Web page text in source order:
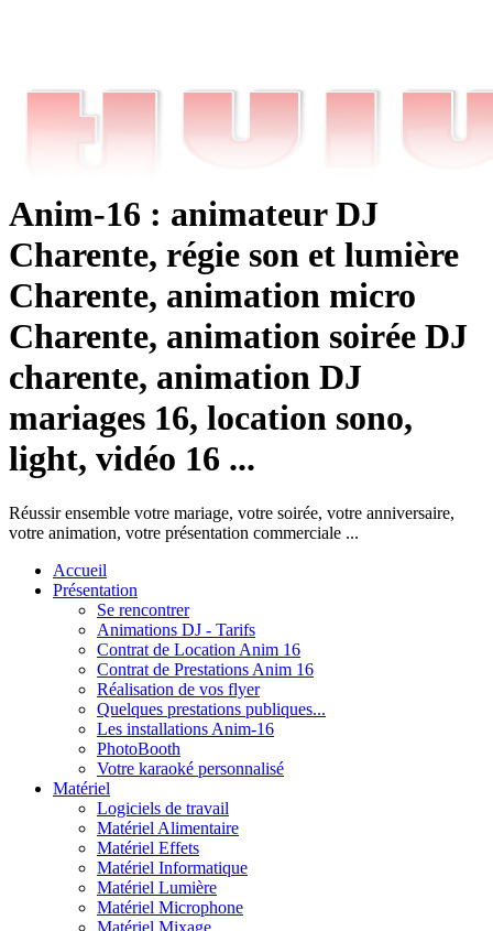
Anim-16 : animateur DJ
Charente, régie son et lumière
Charente, animation micro
Charente, animation soirée DJ
charente, animation DJ
mariages 16, location sono,
light, vidéo 16 ...
Réussir ensemble votre mariage, votre soirée, votre anniversaire,
votre animation, votre présentation commerciale ...
Accueil
Présentation
Se rencontrer
Animations DJ - Tarifs
Contrat de Location Anim 16
Contrat de Prestations Anim 16
Réalisation de vos flyer
Quelques prestations publiques...
Les installations Anim-16
PhotoBooth
Votre karaoké personnalisé
Matériel
Logiciels de travail
Matériel Alimentaire
Matériel Effets
Matériel Informatique
Matériel Lumière
Matériel Microphone
Matériel Mixage